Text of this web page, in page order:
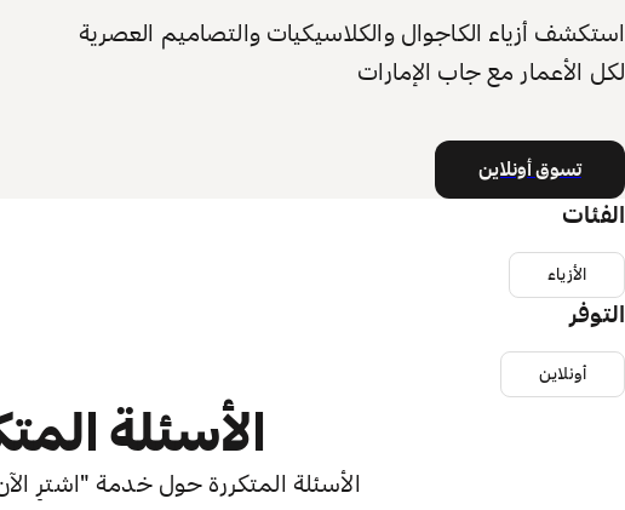
استكشف أزياء الكاجوال والكلاسيكيات والتصاميم العصرية
لكل الأعمار مع جاب الإمارات
تسوق أونلاين
الفئات
الأزياء
التوفر
أونلاين
الأسئلة
الأسئلة المتكررة حول خدمة "اشترِ